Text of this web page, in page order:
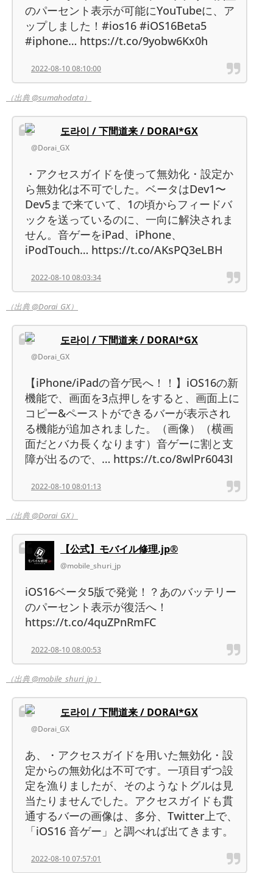
のパーセント表示が可能にYouTubeに、ア
ップしました！#ios16 #iOS16Beta5
#iphone… https://t.co/9yobw6Kx0h
2022-08-10 08:10:00
（出典 @sumahodata）
도라이 / 下間道来 / DORAI*GX
@Dorai_GX
・アクセスガイドを使って無効化・設定か
ら無効化は不可でした。ベータはDev1〜
Dev5まで来ていて、1の頃からフィードバ
ックを送っているのに、一向に解決されま
せん。音ゲーをiPad、iPhone、
iPodTouch… https://t.co/AKsPQ3eLBH
2022-08-10 08:03:34
（出典 @Dorai_GX）
도라이 / 下間道来 / DORAI*GX
@Dorai_GX
【iPhone/iPadの音ゲ民へ！！】iOS16の新
機能で、画面を3点押しをすると、画面上に
コピー&ペーストができるバーが表示され
る機能が追加されました。（画像）（横画
面だとバカ長くなります）音ゲーに割と支
障が出るので、… https://t.co/8wlPr6043I
2022-08-10 08:01:13
（出典 @Dorai_GX）
【公式】モバイル修理.jp®︎
@mobile_shuri_jp
iOS16ベータ5版で発覚！？あのバッテリー
のパーセント表示が復活へ！
https://t.co/4quZPnRmFC
2022-08-10 08:00:53
（出典 @mobile_shuri_jp）
도라이 / 下間道来 / DORAI*GX
@Dorai_GX
あ、・アクセスガイドを用いた無効化・設
定からの無効化は不可です。一項目ずつ設
定を漁りましたが、そのようなトグルは見
当たりませんでした。アクセスガイドも貫
通するバーの画像は、多分、Twitter上で、
「iOS16 音ゲー」と調べれば出てきます。
2022-08-10 07:57:01